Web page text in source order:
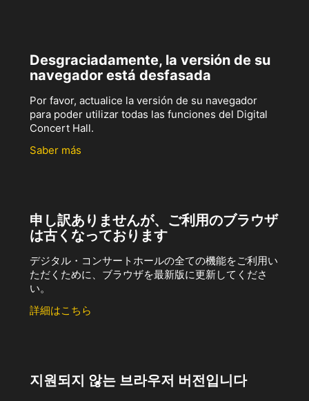
Desgraciadamente, la versión de su
navegador está desfasada
Por favor, actualice la versión de su navegador
para poder utilizar todas las funciones del Digital
Concert Hall.
Saber más
申し訳ありませんが、ご利用のブラウザ
は古くなっております
デジタル・コンサートホールの全ての機能をご利用い
ただくために、ブラウザを最新版に更新してくださ
い。
詳細はこちら
지원되지 않는 브라우저 버전입니다